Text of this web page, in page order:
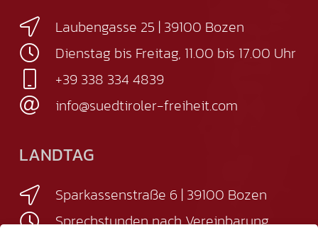
Laubengasse 25 | 39100 Bozen
Dienstag bis Freitag, 11.00 bis 17.00 Uhr
+39 338 334 4839
info@suedtiroler-freiheit.com
LANDTAG
Sparkassenstraße 6 | 39100 Bozen
Sprechstunden nach Vereinbarung